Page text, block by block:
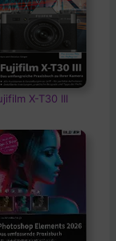
X-T30 III